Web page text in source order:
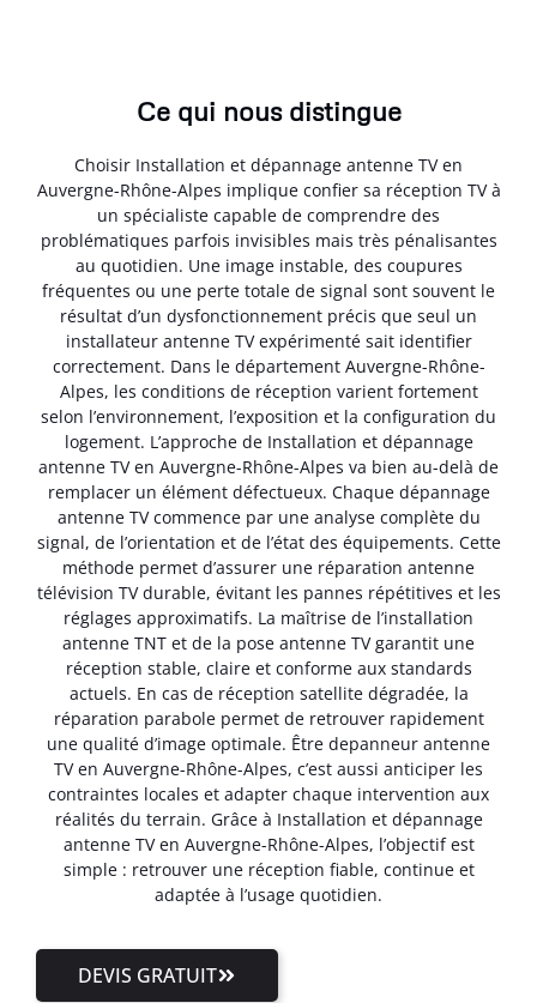
Ce qui nous distingue
Choisir Installation et dépannage antenne TV en
Auvergne-Rhône-Alpes implique confier sa réception TV à
un spécialiste capable de comprendre des
problématiques parfois invisibles mais très pénalisantes
au quotidien. Une image instable, des coupures
fréquentes ou une perte totale de signal sont souvent le
résultat d’un dysfonctionnement précis que seul un
installateur antenne TV expérimenté sait identifier
correctement. Dans le département Auvergne-Rhône-
Alpes, les conditions de réception varient fortement
selon l’environnement, l’exposition et la configuration du
logement. L’approche de Installation et dépannage
antenne TV en Auvergne-Rhône-Alpes va bien au-delà de
remplacer un élément défectueux. Chaque dépannage
antenne TV commence par une analyse complète du
signal, de l’orientation et de l’état des équipements. Cette
méthode permet d’assurer une réparation antenne
télévision TV durable, évitant les pannes répétitives et les
réglages approximatifs. La maîtrise de l’installation
antenne TNT et de la pose antenne TV garantit une
réception stable, claire et conforme aux standards
actuels. En cas de réception satellite dégradée, la
réparation parabole permet de retrouver rapidement
une qualité d’image optimale. Être depanneur antenne
TV en Auvergne-Rhône-Alpes, c’est aussi anticiper les
contraintes locales et adapter chaque intervention aux
réalités du terrain. Grâce à Installation et dépannage
antenne TV en Auvergne-Rhône-Alpes, l’objectif est
simple : retrouver une réception fiable, continue et
adaptée à l’usage quotidien.
DEVIS GRATUIT